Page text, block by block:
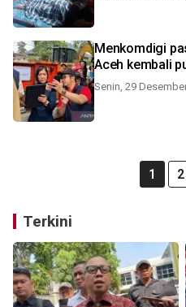
Menkomdigi
Aceh kembali
Senin, 29
1 2
Terkini